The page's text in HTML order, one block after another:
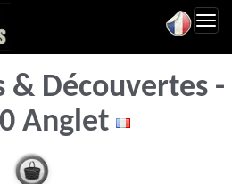
& Découvertes -
Anglet